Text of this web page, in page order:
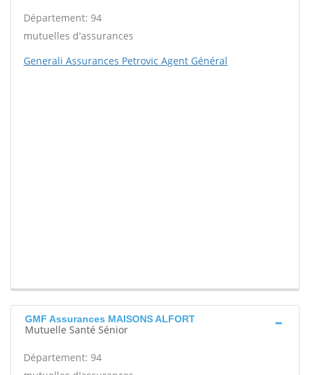
Département: 94
mutuelles d'assurances
Generali Assurances Petrovic Agent Général
GMF Assurances MAISONS ALFORT
Mutuelle Santé Sénior
Département: 94